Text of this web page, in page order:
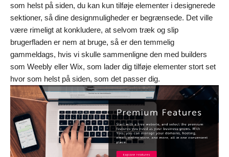
som helst på siden, du kan kun tilføje elementer i designerede
sektioner, så dine designmuligheder er begrænsede. Det ville
være rimeligt at konkludere, at selvom træk og slip
brugerfladen er nem at bruge, så er den temmelig
gammeldags, hvis vi skulle sammenligne den med builders
som Weebly eller Wix, som lader dig tilføje elementer stort set
hvor som helst på siden, som det passer dig.